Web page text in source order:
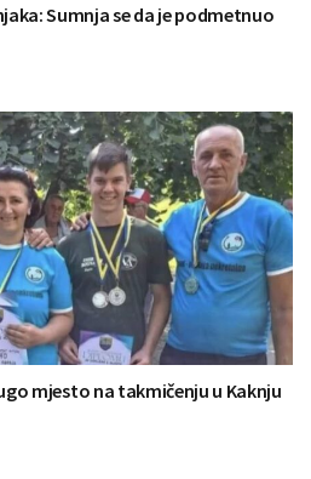
Sumnja se da je podmetnuo
mjesto na takmičenju u Kaknju